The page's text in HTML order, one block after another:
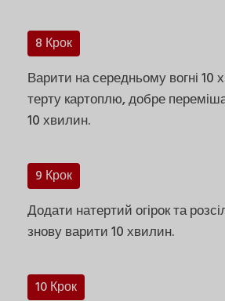
8 Крок
Варити на середньому вогні 10
терту картоплю, добре
10 хвилин.
9 Крок
Додати натертий огірок та
знову варити 10 хвилин.
10 Крок